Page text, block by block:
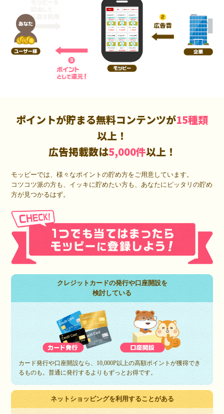
ポイントが貯まる無料コンテンツが15種類
以上！
広告掲載数は5,000件以上！
モッピーでは、様々なポイントの貯め方をご用意しています。
コツコツ派の方も、イッキに貯めたい方も、あなたにピッタリの貯め
方が見つかるはず。
クレジットカードの発行や口座開設を
検討している
カード発行や口座開設なら、10,000P以上の高額ポイントが獲得でき
るものも。普通に発行するよりもずっとお得です。
ネットショッピングを利用することがある